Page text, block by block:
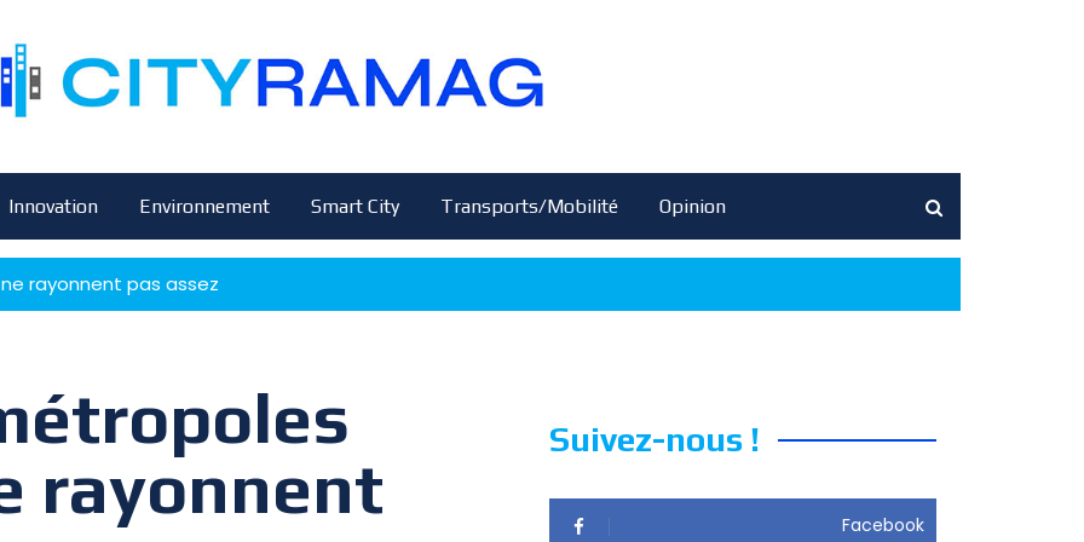
Innovation Environnement Smart City Transports/Mobilité Opinion
rayonnent pas assez
rayonnent
Suivez-nous !
Facebook